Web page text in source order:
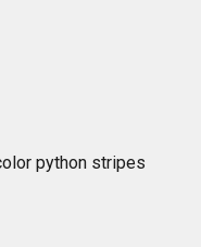
python stripes